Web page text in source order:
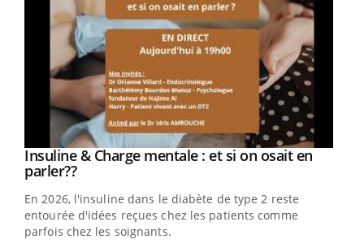
Youtube
Insuline & Charge mentale : et si on osait en
parler??Youtube
En 2026, l'insuline dans le diabète de type 2 reste
entourée d'idées reçues chez les patients comme
parfois chez les soignants.